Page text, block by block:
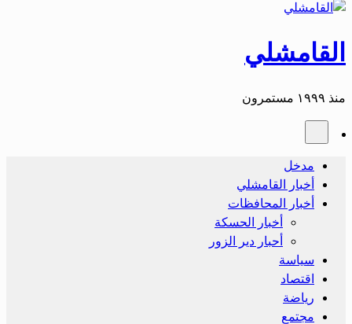
القامشلي
منذ ١٩٩٩ مستمرون
مدخل
أخبار القامشلي
أخبار المحافظات
أخبار الحسكة
أحبار دير الزور
سياسة
اقتصاد
رياضة
مجتمع